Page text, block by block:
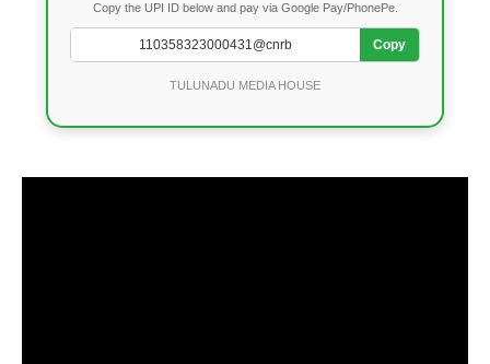
Copy the UPI ID below and pay via Google Pay/PhonePe.
Copy
TULUNADU MEDIA HOUSE